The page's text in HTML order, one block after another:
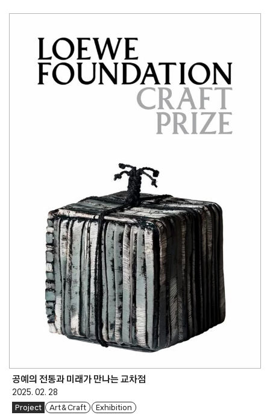
공예의 전통과 미래가 만나는 교차점
2025. 02. 28
Project Art & Craft Exhibition